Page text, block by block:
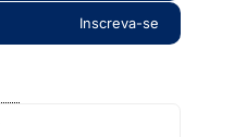
Inscreva-se